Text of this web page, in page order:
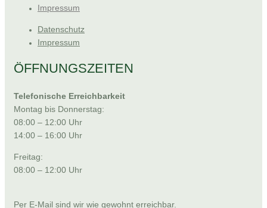
Impressum
Datenschutz
Impressum
ÖFFNUNGSZEITEN
Telefonische Erreichbarkeit
Montag bis Donnerstag:
08:00 – 12:00 Uhr
14:00 – 16:00 Uhr
Freitag:
08:00 – 12:00 Uhr
Per E-Mail sind wir wie gewohnt erreichbar.